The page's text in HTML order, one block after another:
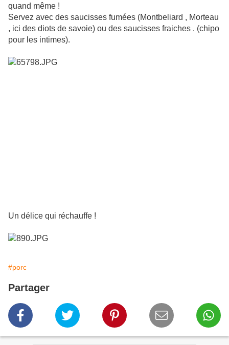
quand même !
Servez avec des saucisses fumées (Montbeliard , Morteau
, ici des diots de savoie) ou des saucisses fraiches . (chipo
pour les intimes).
Un délice qui réchauffe !
#porc
Partager